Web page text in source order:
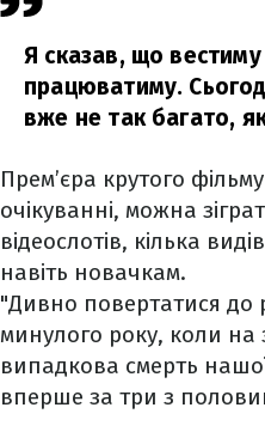
Я сказав, що
працюватиму.
вже не так багато,
Прем’єра крутого
очікуванні, можна
відеослотів, кілька
навіть новачкам.
"Дивно повертатися
минулого року, коли на
випадкова смерть
вперше за три з